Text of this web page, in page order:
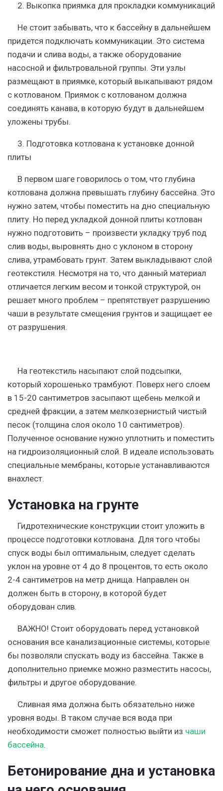
2. Выкопка приямка для прокладки коммуникаций
Не стоит забывать, что к бассейну в дальнейшем
придется подключать коммуникации. Это система
подачи и слива воды, а также оборудование
насосной и фильтровальной группы. Эти узлы
размещают в приямке, который выкапывают рядом
с котлованом. Приямок с котлованом должна
соединять канава, в которую будут в дальнейшем
уложены трубы.
3. Подготовка котлована к установке донной
плиты
В первом шаге говорилось о том, что глубина
котлована должна превышать глубину бассейна. Это
нужно затем, чтобы поместить на дно специальную
плиту. Но перед укладкой донной плиты котлован
нужно подготовить – произвести укладку труб под
слив воды, выровнять дно с уклоном в сторону
слива, утрамбовать грунт. Затем выкладывают слой
геотекстиля. Несмотря на то, что данный материал
отличается легким весом и тонкой структурой, он
решает много проблем – препятствует разрушению
чаши в результате смещения грунтов и защищает ее
от разрушения.
На геотекстиль насыпают слой подсыпки,
который хорошенько трамбуют. Поверх него слоем
в 15-20 сантиметров засыпают щебень мелкой и
средней фракции, а затем мелкозернистый чистый
песок (толщина слоя около 10 сантиметров).
Полученное основание нужно уплотнить и поместить
на гидроизоляционный слой. В идеале использовать
специальные мембраны, которые устанавливаются
внахлест.
Установка на грунте
Гидротехнические конструкции стоит уложить в
процессе подготовки котлована. Для того чтобы
спуск воды был оптимальным, следует сделать
уклон на уровне от 4 до 8 процентов, то есть около
2-4 сантиметров на метр днища. Направлен он
должен быть в сторону, в которой будет
оборудован слив.
ВАЖНО! Стоит оборудовать перед установкой
основания все канализационные системы, которые
бы позволяли спускать воду из бассейна. Также в
дополнительно приемке можно разместить насосы,
фильтры и другое оборудование.
Сливная яма должна быть обязательно ниже
уровня воды. В таком случае вся вода при
необходимости сможет полностью выйти из чаши
бассейна.
Бетонирование дна и установка